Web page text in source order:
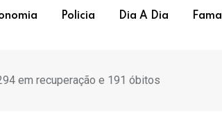
Policia Dia A Dia Fama
em recuperação e 191 óbitos